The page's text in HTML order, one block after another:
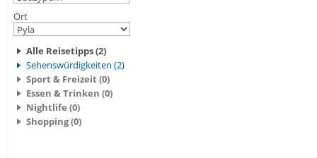
Ort
Alle Reisetipps (2)
Sehenswürdigkeiten (2)
Sport & Freizeit (0)
Essen & Trinken (0)
Nightlife (0)
Shopping (0)